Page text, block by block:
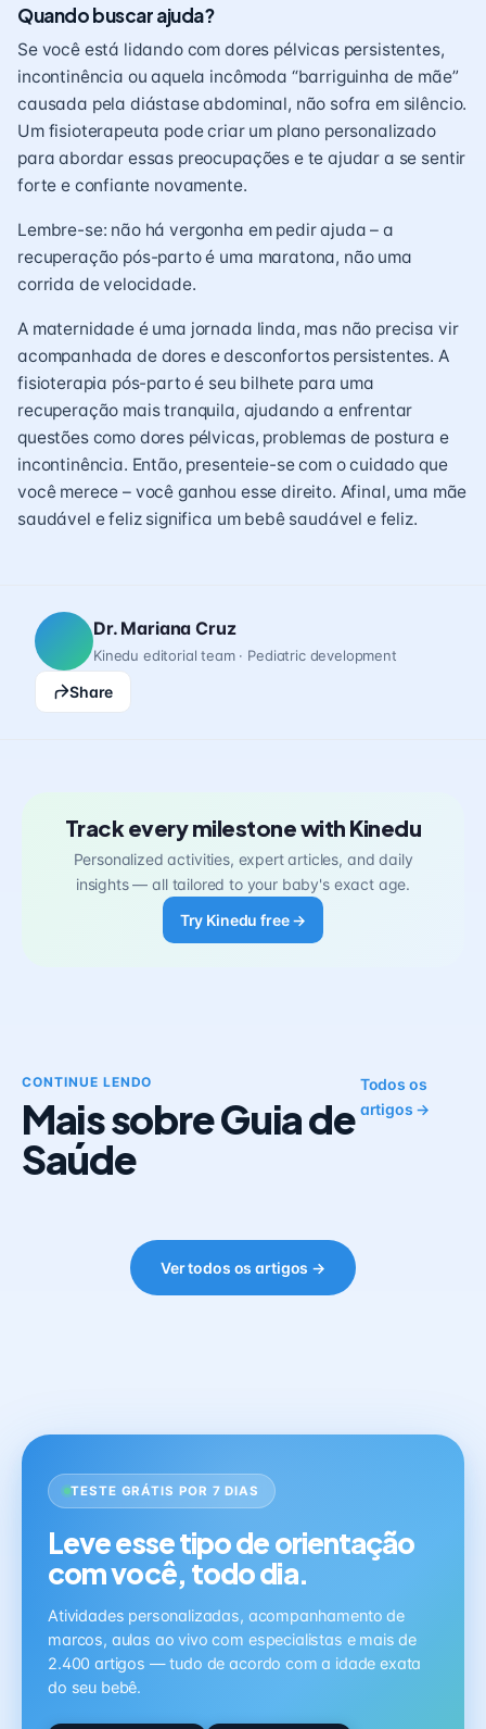
Quando buscar ajuda?
Se você está lidando com dores pélvicas persistentes,
incontinência ou aquela incômoda “barriguinha de mãe”
causada pela diástase abdominal, não sofra em silêncio.
Um fisioterapeuta pode criar um plano personalizado
para abordar essas preocupações e te ajudar a se sentir
forte e confiante novamente.
Lembre-se: não há vergonha em pedir ajuda – a
recuperação pós-parto é uma maratona, não uma
corrida de velocidade.
A maternidade é uma jornada linda, mas não precisa vir
acompanhada de dores e desconfortos persistentes. A
fisioterapia pós-parto é seu bilhete para uma
recuperação mais tranquila, ajudando a enfrentar
questões como dores pélvicas, problemas de postura e
incontinência. Então, presenteie-se com o cuidado que
você merece – você ganhou esse direito. Afinal, uma mãe
saudável e feliz significa um bebê saudável e feliz.
Dr. Mariana Cruz
Kinedu editorial team · Pediatric development
Share
Track every milestone with Kinedu
Personalized activities, expert articles, and daily
insights — all tailored to your baby's exact age.
Try Kinedu free →
CONTINUE LENDO
Mais sobre Guia de
Saúde
Todos os
artigos →
Ver todos os artigos →
TESTE GRÁTIS POR 7 DIAS
Leve esse tipo de orientação
com você, todo dia.
Atividades personalizadas, acompanhamento de
marcos, aulas ao vivo com especialistas e mais de
2.400 artigos — tudo de acordo com a idade exata
do seu bebê.